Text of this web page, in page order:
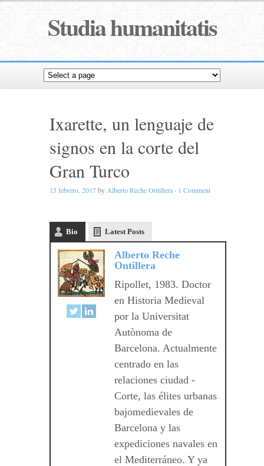
Studia humanitatis
Ixarette, un lenguaje de
signos en la corte del
Gran Turco
15 febrero, 2017by Alberto Reche Ontillera · 1 Comment
Bio Latest Posts
Alberto Reche
Ontillera
Ripollet, 1983. Doctor
en Historia Medieval
por la Universitat
Autònoma de
Barcelona. Actualmente
centrado en las
relaciones ciudad -
Corte, las élites urbanas
bajomedievales de
Barcelona y las
expediciones navales en
el Mediterráneo. Y ya